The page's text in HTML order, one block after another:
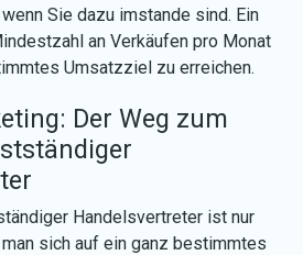
Sie dazu imstande sind. Ein
an Verkäufen pro Monat
Umsatzziel zu erreichen.
Der Weg zum
Handelsvertreter ist nur
sich auf ein ganz bestimmtes